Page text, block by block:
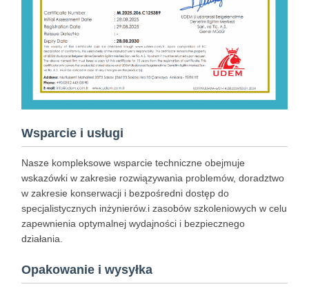
Wsparcie i usługi
Nasze kompleksowe wsparcie techniczne obejmuje
wskazówki w zakresie rozwiązywania problemów, doradztwo
w zakresie konserwacji i bezpośredni dostęp do
specjalistycznych inżynierów.i zasobów szkoleniowych w celu
zapewnienia optymalnej wydajności i bezpiecznego
działania.
Opakowanie i wysyłka